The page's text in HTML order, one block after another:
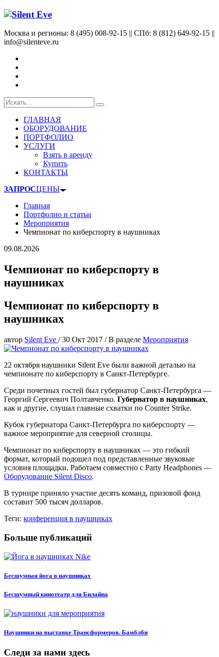
Москва и регионы: 8 (495) 008-92-15 || СПб: 8 (812) 649-92-15 ||
info@silenteve.ru
ГЛАВНАЯ
ОБОРУДОВАНИЕ
ПОРТФОЛИО
УСЛУГИ
Взять в аренду
Купить
КОНТАКТЫ
ЗАПРОСЦЕНЫ
Главная
Портфолио и статьи
Мероприятия
Чемпионат по киберспорту в наушниках
09.08.2026
Чемпионат по киберспорту в
наушниках
Чемпионат по киберспорту в
наушниках
автор Silent Eve /30 Окт 2017 /В разделе Мероприятия
22 октября наушники Silent Eve были важной деталью на
чемпионате по киберспорту в Санкт-Петербурге.
Среди почетных гостей был губернатор Санкт-Петербурга —
Георгий Сергеевич Полтавченко. Губернатор в наушниках,
как и другие, слушал главные схватки по Counter Strike.
Кубок губернатора Санкт-Петербурга по киберспорту —
важное мероприятие для северной столицы.
Чемпионат по киберспорту в наушниках — это гибкий
формат, который подошел под представленные звуковые
условия площадки. Работаем совместно с Party Headphones —
Оборудование Silent Disco.
В турнире приняло участие десять команд, призовой фонд
составит 500 тысяч долларов.
Теги: конференция в наушниках
Больше публикаций
Бесшумная йога в наушниках
Бесшумный кинотеатр для Билайна
Наушники на выставке Трансформеров. Бамблби
Следи за нами здесь